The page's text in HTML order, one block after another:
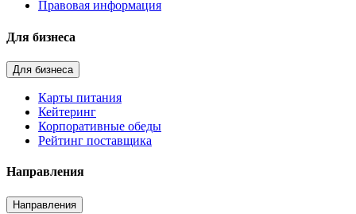
Правовая информация
Для бизнеса
Для бизнеса
Карты питания
Кейтеринг
Корпоративные обеды
Рейтинг поставщика
Направления
Направления